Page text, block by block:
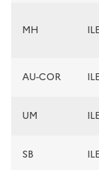
MH
AU-COR
UM
SB